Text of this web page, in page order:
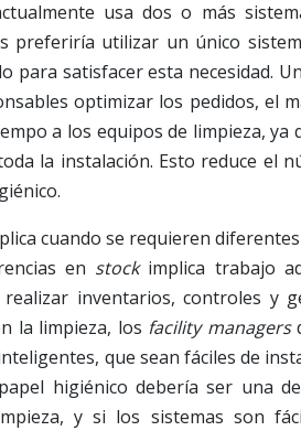
usa dos o más
preferiría utilizar un único
para satisfacer esta necesidad.
optimizar los pedidos, el
a los equipos de limpieza, ya
la instalación. Esto reduce el
cuando se requieren
en stockimplica trabajo
inventarios, controles y
la limpieza, los facility managers
que sean fáciles de
higiénico debería ser una
y si los sistemas son